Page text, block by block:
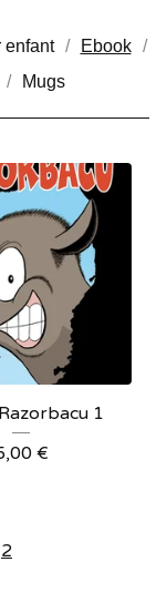
enfant
Ebook
Mugs
1
€
2